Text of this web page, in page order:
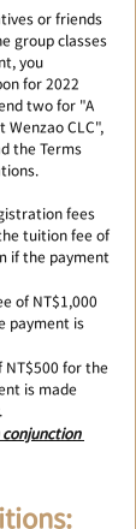
or friends
group classes
you
for 2022
two for "A
CLC",
the Terms
fees
tuition fee of
if the payment
of NT$1,000
payment is
NT$500 for the
is made
conjunction